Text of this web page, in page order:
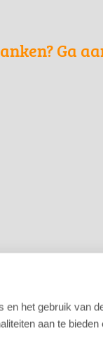
Ga
en het gebruik van
aan te bieden